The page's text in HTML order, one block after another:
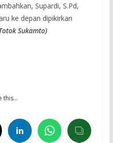
Supardi, S.Pd,
ke depan dipikirkan
Sukamto)
this…